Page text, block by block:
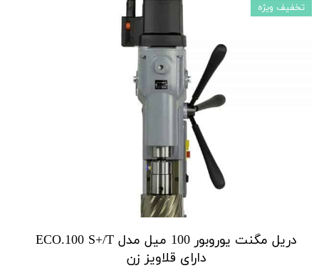
دریل مگنت یوروبور 100 میل مدل ECO.100 S+/T
دارای قلاویز زن
تخفیف ویژه